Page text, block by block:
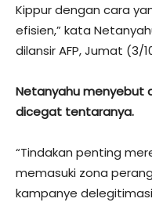
Kippur dengan cara
efisien,” kata
dilansir AFP, Jumat (3/
Netanyahu menyebut
dicegat tentaranya.
“Tindakan penting
memasuki zona
kampanye